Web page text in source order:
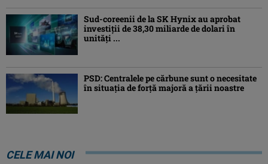
Sud-coreenii de la SK Hynix au aprobat
investiţii de 38,30 miliarde de dolari în
unităţi ...
PSD: Centralele pe cărbune sunt o necesitate
în situaţia de forţă majoră a ţării noastre
CELE MAI NOI